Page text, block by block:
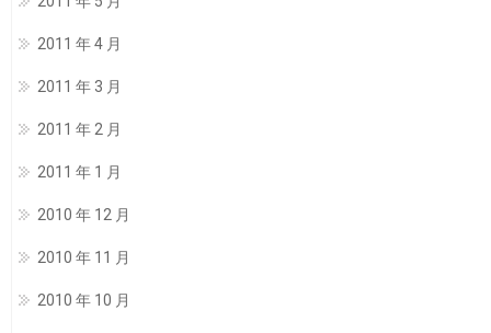
2011 年 4 月
2011 年 3 月
2011 年 2 月
2011 年 1 月
2010 年 12 月
2010 年 11 月
2010 年 10 月